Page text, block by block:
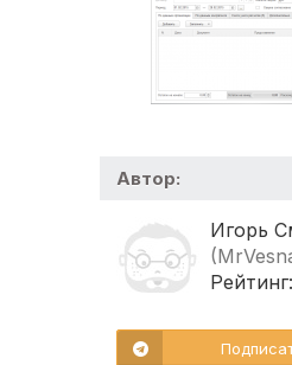
Автор:
Игорь
Рейтинг: